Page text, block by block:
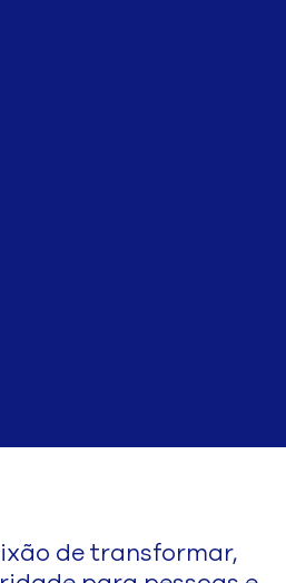
de transformar,